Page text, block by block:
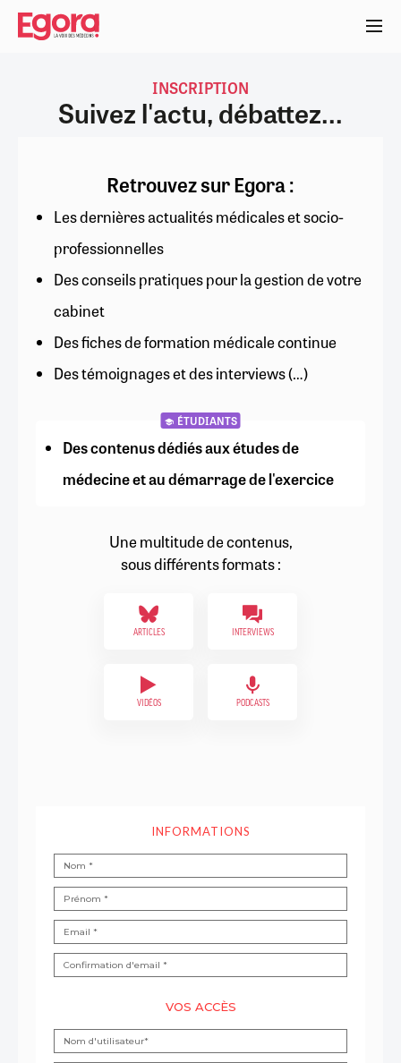
Aller
contenu
INSCRIPTION
Suivez l'actu, débattez...
Retrouvez sur Egora :
Les dernières actualités médicales et socio-
professionnelles
Des conseils pratiques pour la gestion de votre
cabinet
Des fiches de formation médicale continue
Des témoignages et des interviews (…)
ÉTUDIANTS
Des contenus dédiés aux études de
médecine et au démarrage de l'exercice
Une multitude de contenus,
sous différents formats :
ARTICLES INTERVIEWS
VIDÉOS PODCASTS